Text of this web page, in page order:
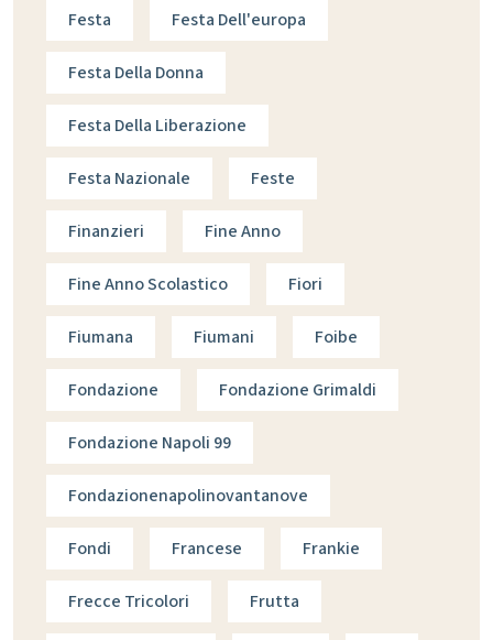
Festa Festa Dell'europa
Festa Della Donna
Festa Della Liberazione
Festa Nazionale Feste
Finanzieri Fine Anno
Fine Anno Scolastico Fiori
Fiumana Fiumani Foibe
Fondazione Fondazione Grimaldi
Fondazione Napoli 99
Fondazionenapolinovantanove
Fondi Francese Frankie
Frecce Tricolori Frutta